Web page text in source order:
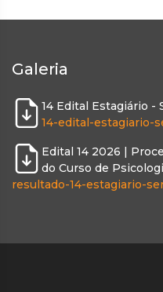
Galeria
14 Edital Estagiário -
14-edital-estagiario-
Edital 14 2026 |
do Curso de
resultado-14-estagiario-